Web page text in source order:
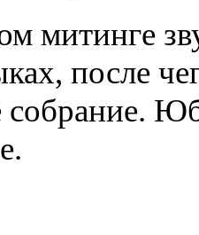
митинге
после
собрание.